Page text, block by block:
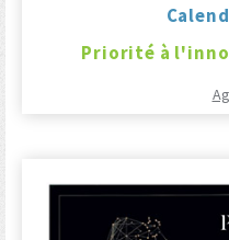
Priorité à